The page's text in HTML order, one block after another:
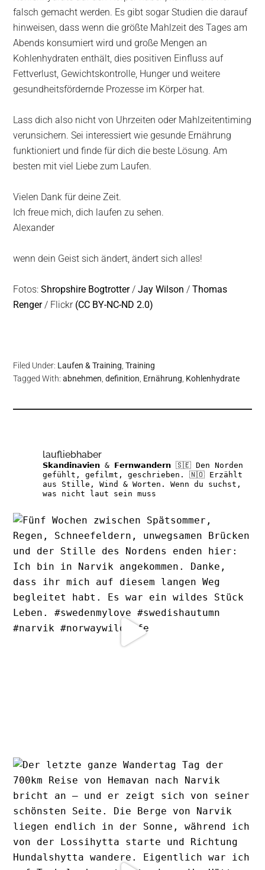
falsch gemacht werden. Es gibt sogar Studien die darauf
hinweisen, dass wenn die größte Mahlzeit des Tages am
Abends konsumiert wird und große Mengen an
Kohlenhydraten enthält, dies positiven Einfluss auf
Fettverlust, Gewichtskontrolle, Hunger und weitere
gesundheitsfördernde Prozesse im Körper hat.
Lass dich also nicht von Uhrzeiten oder Mahlzeitentiming
verunsichern. Sei interessiert wie gesunde Ernährung
funktioniert und finde für dich die beste Lösung. Am
besten mit viel Liebe zum Laufen.
Vielen Dank für deine Zeit.
Ich freue mich, dich laufen zu sehen.
Alexander
wenn dein Geist sich ändert, ändert sich alles!
Fotos:Shropshire Bogtrotter/Jay Wilson /Thomas
Renger/ Flickr (CC BY-NC-ND 2.0)
Filed Under: Laufen & Training ,Training
Tagged With:abnehmen ,definition Ernährung Kohlenhydrate
laufliebhaber
𝗦𝗸𝗮𝗻𝗱𝗶𝗻𝗮𝘃𝗶𝗲𝗻 & 𝗙𝗲𝗿𝗻𝘄𝗮𝗻𝗱𝗲𝗿𝗻 🇸🇪 Den Norden
gefühlt, gefilmt, geschrieben.
🇳🇴 Erzählt
aus Stille, Wind & Worten.
Wenn du suchst,
was nicht laut sein muss